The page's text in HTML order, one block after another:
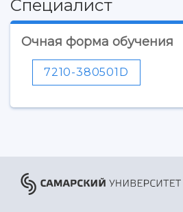
Специалист
Очная форма обучения
7210-380501D